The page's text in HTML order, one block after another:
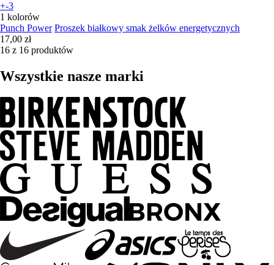
+-3
1 kolorów
Punch Power Proszek białkowy smak żelków energetycznych
17,00 zł
16 z 16 produktów
Wszystkie nasze marki